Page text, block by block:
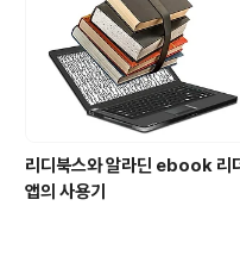
리디북스와 알라딘 ebook 리
앱의 사용기